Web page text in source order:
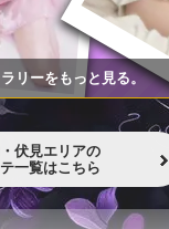
リーをもっと見る。
伏見エリアの
一覧はこちら